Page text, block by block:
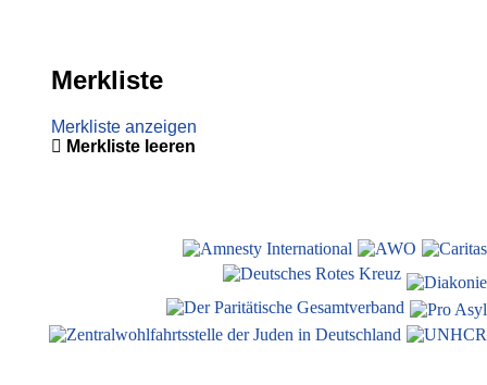
Merkliste
Merkliste anzeigen
Merkliste leeren